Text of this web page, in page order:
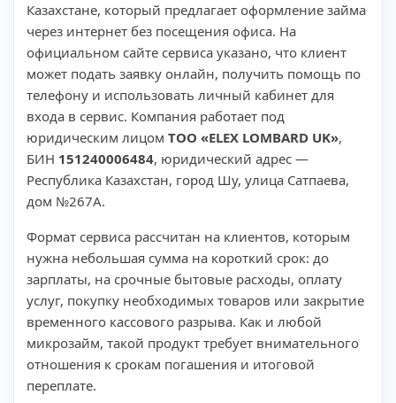
Казахстане, который предлагает оформление займа
через интернет без посещения офиса. На
официальном сайте сервиса указано, что клиент
может подать заявку онлайн, получить помощь по
телефону и использовать личный кабинет для
входа в сервис. Компания работает под
юридическим лицом ТОО «ELEX LOMBARD UK»,
БИН 151240006484, юридический адрес —
Республика Казахстан, город Шу, улица Сатпаева,
дом №267А.
Формат сервиса рассчитан на клиентов, которым
нужна небольшая сумма на короткий срок: до
зарплаты, на срочные бытовые расходы, оплату
услуг, покупку необходимых товаров или закрытие
временного кассового разрыва. Как и любой
микрозайм, такой продукт требует внимательного
отношения к срокам погашения и итоговой
переплате.